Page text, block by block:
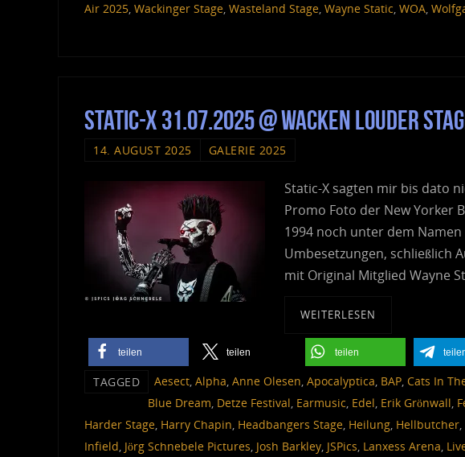
Air 2025, Wackinger Stage, Wasteland Stage, Wayne Static, WOA,
Static-X 31.07.2025 @ Wacken Louder
14. AUGUST 2025 GALERIE 2025
Static-X sagten mir bis dato
Promo Foto der New Yorker
1994 noch unter dem
Umbesetzungen, schließlich
mit Original Mitglied Wayne
WEITERLESEN
teilen teilen teilen
TAGGED Aesect, Alpha, Anne Olesen, Apocalyptica, BAP, Cats In
Blue Dream, Detze Festival, Earmusic, Edel, Erik Grönwall,
Harder Stage, Harry Chapin, Headbangers Stage, Heilung, Hellbutcher,
Infield, Jörg Schnebele Pictures, Josh Barkley, JSPics, Lanxess Arena,